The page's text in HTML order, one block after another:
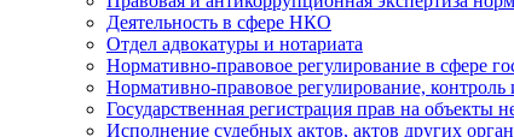
Деятельность в сфере НКО
Отдел адвокатуры и нотариата
Нормативно-правовое регулирование в сфере
Нормативно-правовое регулирование,
Государственная регистрация прав на объекты
Исполнение судебных актов, актов других